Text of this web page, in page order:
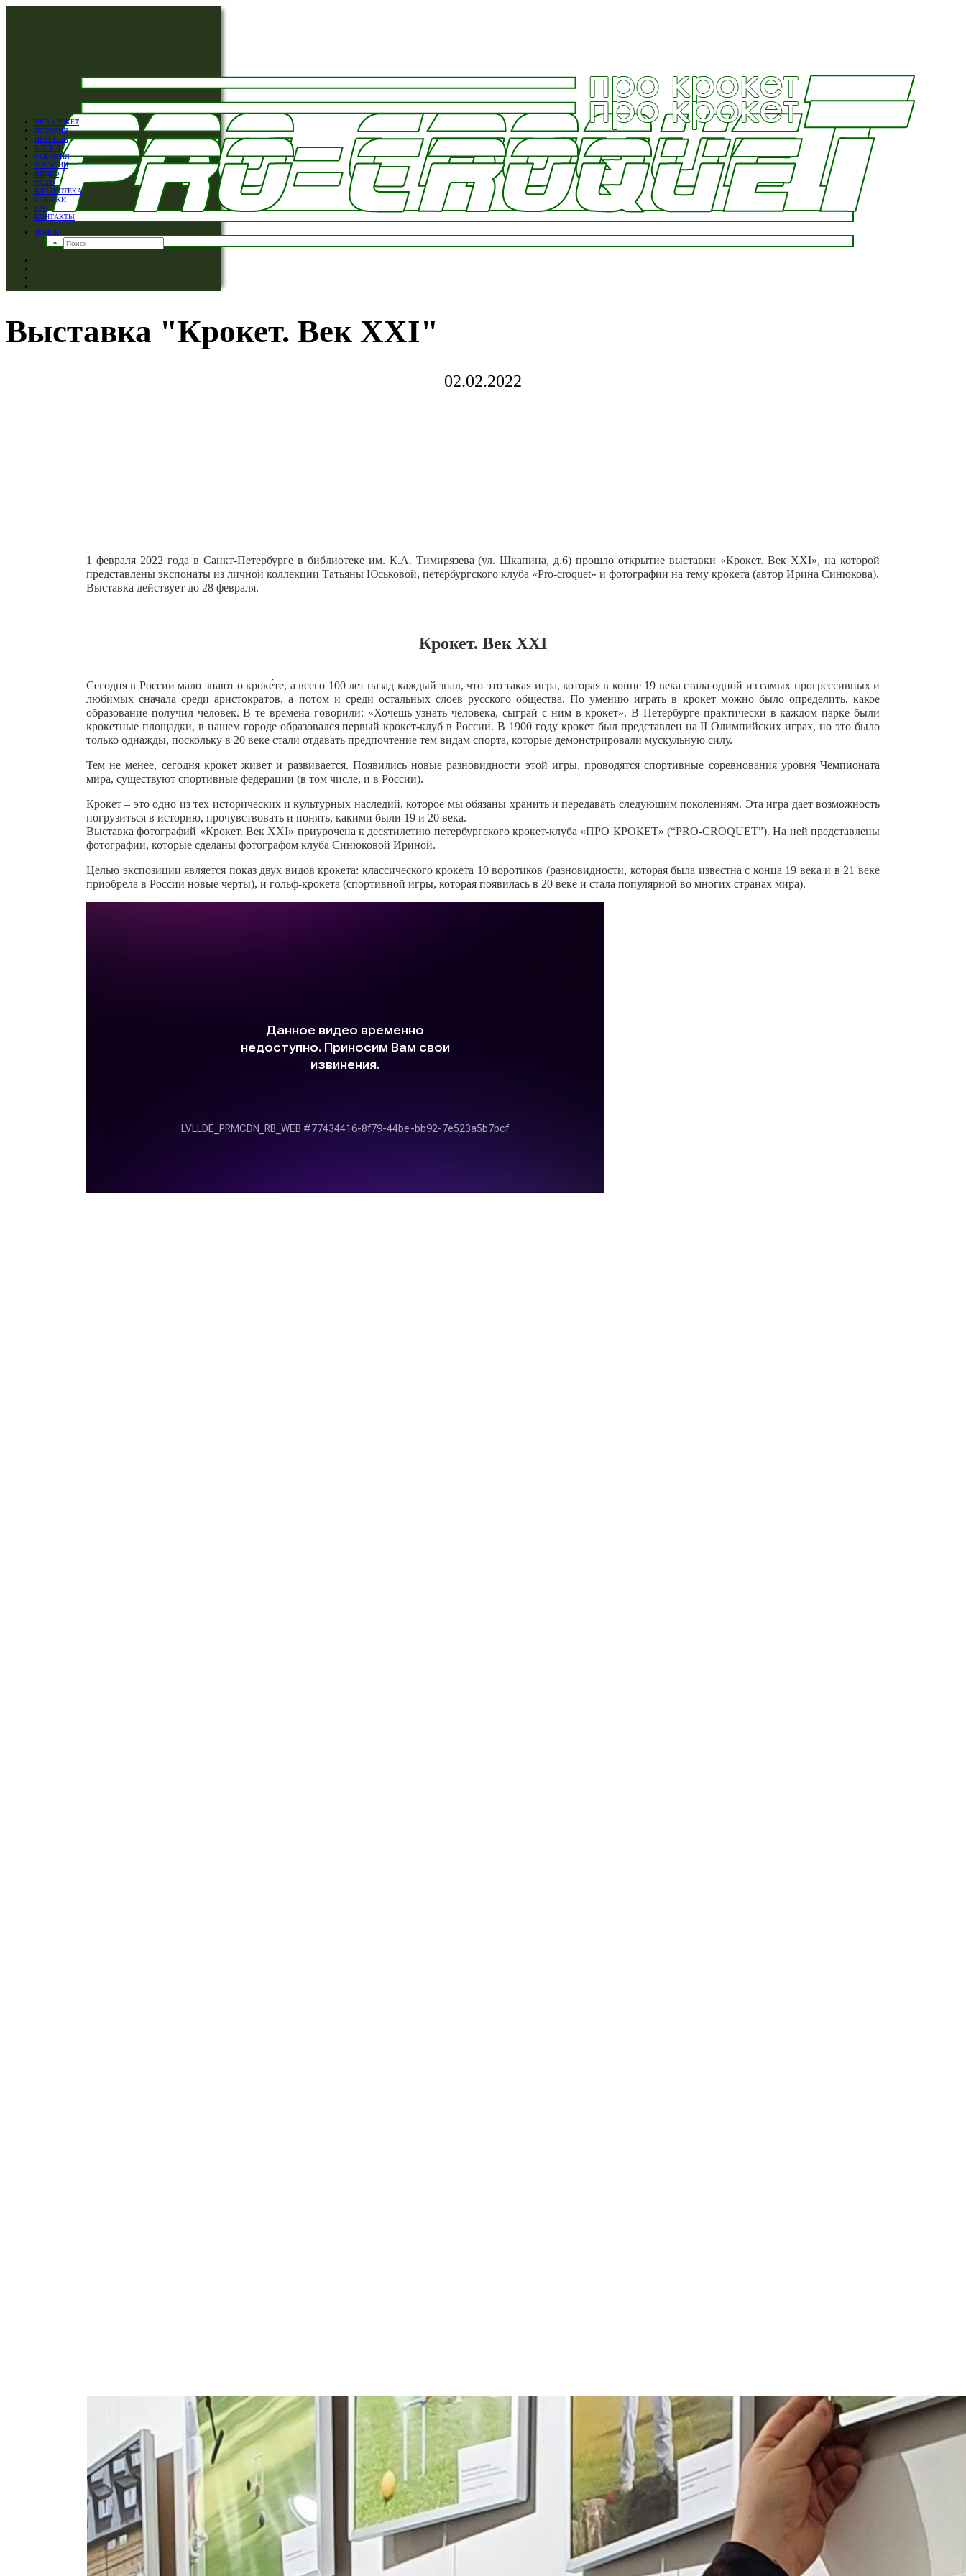
ПРО КРОКЕТ
ИСТОРИЯ
ПРАВИЛА
КЛУБЫ
СОБЫТИЯ
МАГАЗИН
ВИДЕО
ФОТО
БИБЛИОТЕКА
ССЫЛКИ
FAQ
КОНТАКТЫ
ПОИСК
Выставка "Крокет. Век XXI"
02.02.2022
1 февраля 2022 года в Санкт-Петербурге в библиотеке им. К.А. Тимирязева (ул. Шкапина, д.6) прошло открытие выставки «Крокет. Век XXI», на которой
представлены экспонаты из личной коллекции Татьяны Юськовой, петербургского клуба «Pro-croquet» и фотографии на тему крокета (автор Ирина Синюкова).
Выставка действует до 28 февраля.
Крокет. Век XXI
Сегодня в России мало знают о кроке́те, а всего 100 лет назад каждый знал, что это такая игра, которая в конце 19 века стала одной из самых прогрессивных и
любимых сначала среди аристократов, а потом и среди остальных слоев русского общества. По умению играть в крокет можно было определить, какое
образование получил человек. В те времена говорили: «Хочешь узнать человека, сыграй с ним в крокет». В Петербурге практически в каждом парке были
крокетные площадки, в нашем городе образовался первый крокет-клуб в России. В 1900 году крокет был представлен на II Олимпийских играх, но это было
только однажды, поскольку в 20 веке стали отдавать предпочтение тем видам спорта, которые демонстрировали мускульную силу.
Тем не менее, сегодня крокет живет и развивается. Появились новые разновидности этой игры, проводятся спортивные соревнования уровня Чемпионата
мира, существуют спортивные федерации (в том числе, и в России).
Крокет – это одно из тех исторических и культурных наследий, которое мы обязаны хранить и передавать следующим поколениям. Эта игра дает возможность
погрузиться в историю, прочувствовать и понять, какими были 19 и 20 века.
Выставка фотографий «Крокет. Век XXI» приурочена к десятилетию петербургского крокет-клуба «ПРО КРОКЕТ» (“PRO-CROQUET”). На ней представлены
фотографии, которые сделаны фотографом клуба Синюковой Ириной.
Целью экспозиции является показ двух видов крокета: классического крокета 10 воротиков (разновидности, которая была известна с конца 19 века и в 21 веке
приобрела в России новые черты), и гольф-крокета (спортивной игры, которая появилась в 20 веке и стала популярной во многих странах мира).